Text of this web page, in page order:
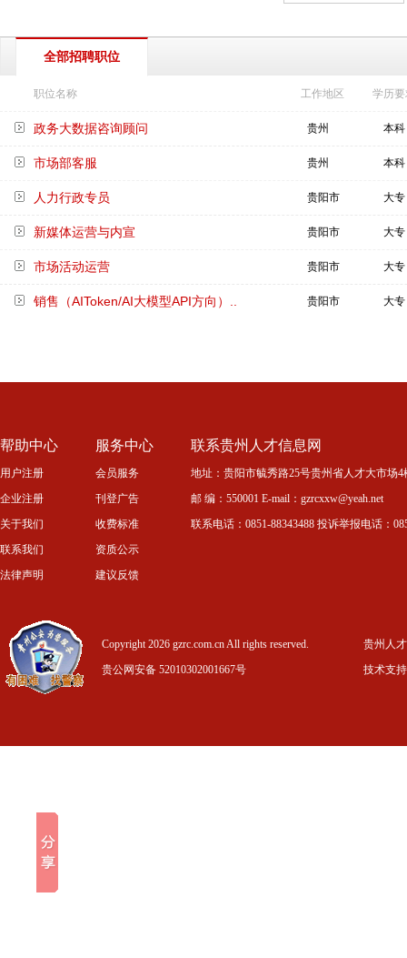
全部招聘职位
职位名称 工作地区 学历
政务大数据咨询顾问 贵州 本科
市场部客服 贵州 本科
人力行政专员 贵阳市 大专
新媒体运营与内宣 贵阳市 大专
市场活动运营 贵阳市 大专
销售（AIToken/AI大模型API方向）.. 贵阳市 大专
帮助中心
用户注册
企业注册
关于我们
联系我们
法律声明
服务中心
会员服务
刊登广告
收费标准
资质公示
建议反馈
联系贵州人才信息网
地址：贵阳市毓秀路25号贵州省人才大市场
邮 编：550001 E-mail：gzrcxxw@yeah.net
联系电话：0851-88343488 投诉举报电话：
Copyright 2026 gzrc.com.cn All rights reserved.
贵公网安备 52010302001667号
贵州人
技术支